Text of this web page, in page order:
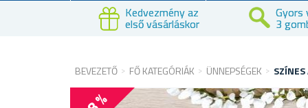
Kedvezmény az
első vásárláskor
Gyors
3
BEVEZETŐ FŐ KATEGÓRIÁK ÜNNEPSÉGEK